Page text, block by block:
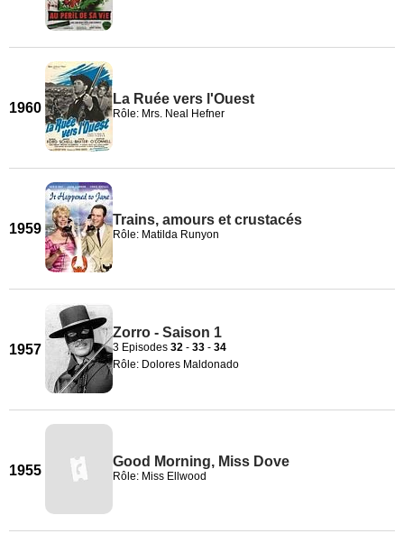
1960
La Ruée vers l'Ouest
Rôle: Mrs. Neal Hefner
1959
Trains, amours et crustacés
Rôle: Matilda Runyon
1957
Zorro - Saison 1
3 Episodes 32 - 33 - 34
Rôle: Dolores Maldonado
1955
Good Morning, Miss Dove
Rôle: Miss Ellwood